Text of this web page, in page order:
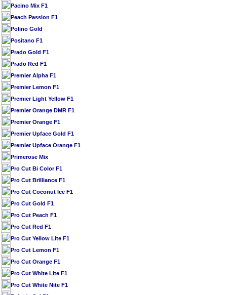
Pacino Mix F1
Peach Passion F1
Polino Gold
Positano F1
Prado Gold F1
Prado Red F1
Premier Alpha F1
Premier Lemon F1
Premier Light Yellow F1
Premier Orange DMR F1
Premier Orange F1
Premier Upface Gold F1
Premier Upface Orange F1
Primerose Mix
Pro Cut Bi Color F1
Pro Cut Brilliance F1
Pro Cut Coconut Ice F1
Pro Cut Gold F1
Pro Cut Peach F1
Pro Cut Red F1
Pro Cut Yellow Lite F1
Pro Cut Lemon F1
Pro Cut Orange F1
Pro Cut White Lite F1
Pro Cut White Nite F1